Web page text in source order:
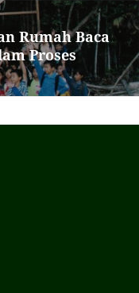
Rumah Baca
Proses